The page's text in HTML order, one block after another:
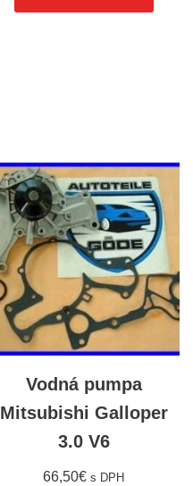
Vodná pumpa
Mitsubishi Galloper
3.0 V6
66,50€ s DPH